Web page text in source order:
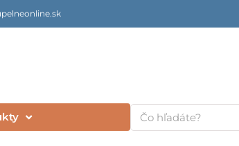
Vyhľadať